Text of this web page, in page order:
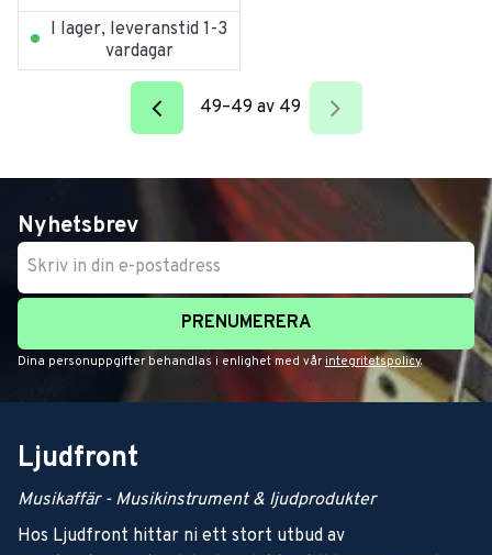
I lager, leveranstid 1-3
vardagar
49–49 av 49
Nyhetsbrev
PRENUMERERA
Dina personuppgifter behandlas i enlighet med vår integritetspolicy.
Ljudfront
Musikaffär - Musikinstrument & ljudprodukter
Hos Ljudfront hittar ni ett stort utbud av